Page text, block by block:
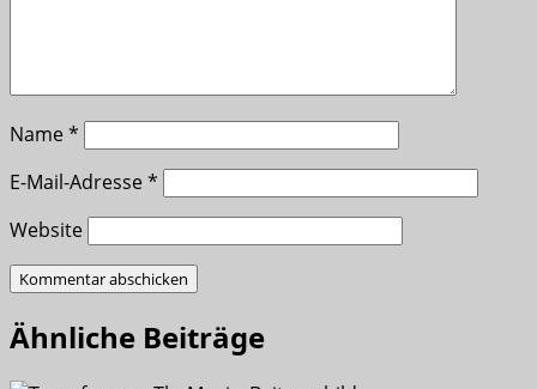
Name*
E-Mail-Adresse*
Website
Ähnliche Beiträge